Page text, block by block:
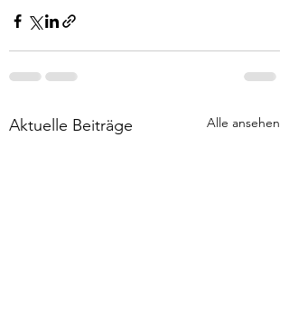
Aktuelle Beiträge Alle ansehen